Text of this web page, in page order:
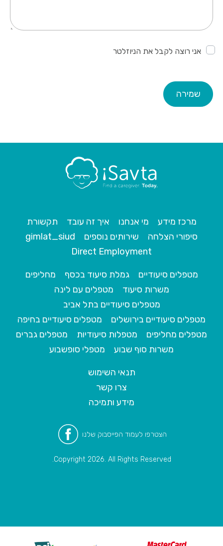
אני רוצה לקבל את הניוזלטר
שמירה
מרכז מידע מי אנחנו איך זה עובד
תקשורת
סיפורי הצלחה
שירותים נוספים
gimlat_siud
Direct Employment
מטפלים סיעודיים גמלת סיעוד בכסף
מחליפים
משרות סיעוד
מטפלים עם לינה
מטפלים סיעודיים בתל אביב
מטפלים סיעודיים בירושלים
מטפלים סיעודיים בחיפה
מטפלים מחליפים
מטפלות סיעודיות
מטפלים גברים
משרות סוף שבוע
מטפלי סופשבוע
תנאי השימוש
צרו קשר
מידע ותמיכה
הצטרפו לעמוד הפייסבוק שלנו
Copyright 2026. All Rights Reserved.